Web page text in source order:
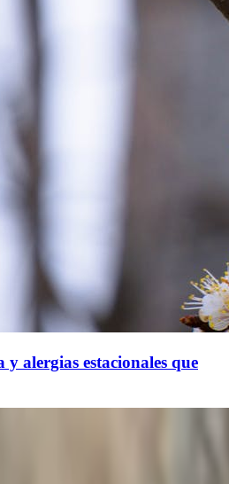
alergias estacionales que